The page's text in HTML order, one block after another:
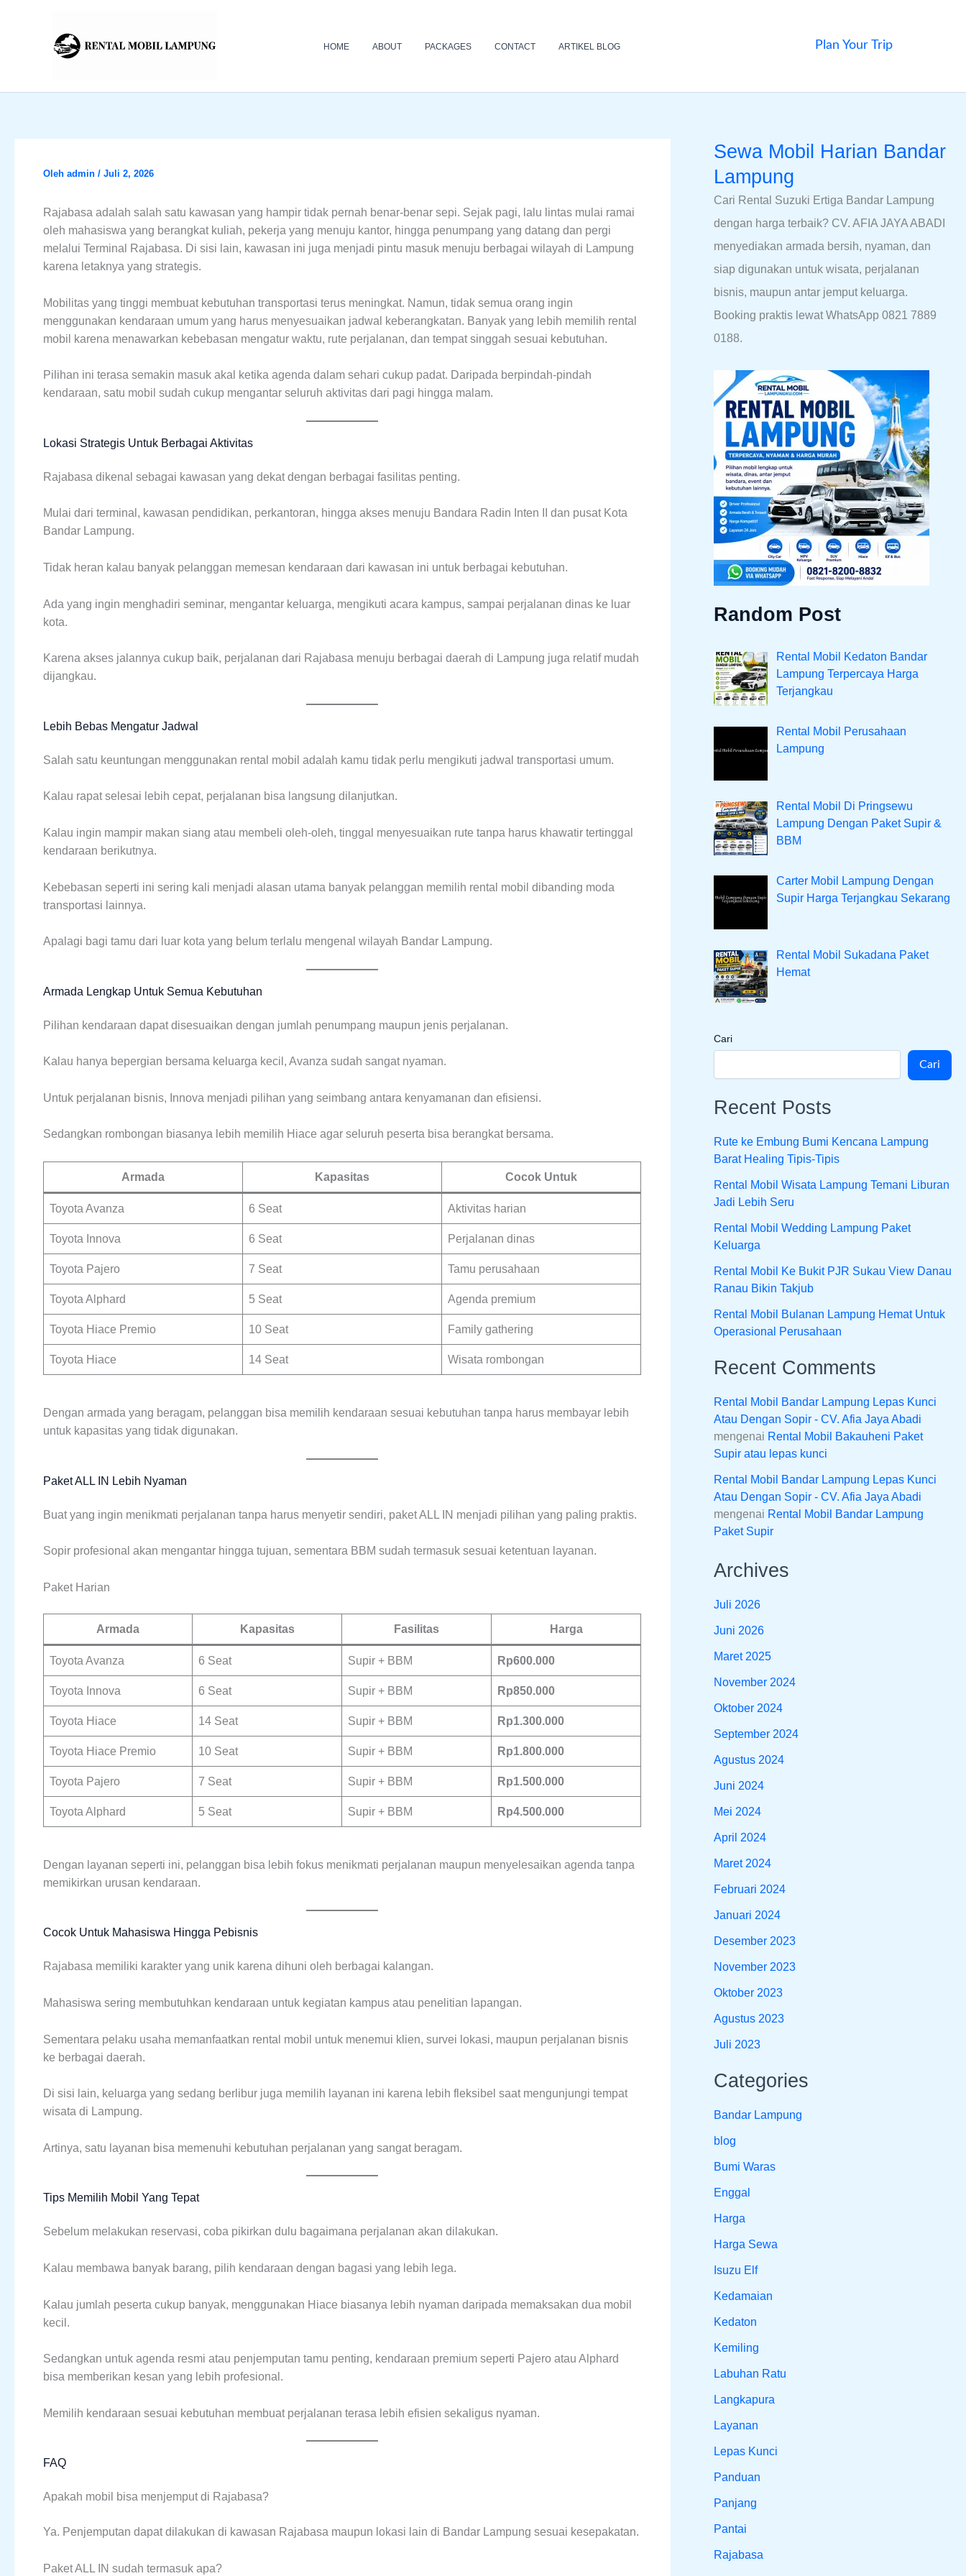
HOME ABOUT PACKAGES CONTACT ARTIKEL BLOG Plan Your Trip
Oleh admin / Juli 2, 2026
Rajabasa adalah salah satu kawasan yang hampir tidak pernah benar-benar sepi. Sejak pagi, lalu lintas mulai ramai
oleh mahasiswa yang berangkat kuliah, pekerja yang menuju kantor, hingga penumpang yang datang dan pergi
melalui Terminal Rajabasa. Di sisi lain, kawasan ini juga menjadi pintu masuk menuju berbagai wilayah di Lampung
karena letaknya yang strategis.
Mobilitas yang tinggi membuat kebutuhan transportasi terus meningkat. Namun, tidak semua orang ingin
menggunakan kendaraan umum yang harus menyesuaikan jadwal keberangkatan. Banyak yang lebih memilih rental
mobil karena menawarkan kebebasan mengatur waktu, rute perjalanan, dan tempat singgah sesuai kebutuhan.
Pilihan ini terasa semakin masuk akal ketika agenda dalam sehari cukup padat. Daripada berpindah-pindah
kendaraan, satu mobil sudah cukup mengantar seluruh aktivitas dari pagi hingga malam.
Lokasi Strategis Untuk Berbagai Aktivitas
Rajabasa dikenal sebagai kawasan yang dekat dengan berbagai fasilitas penting.
Mulai dari terminal, kawasan pendidikan, perkantoran, hingga akses menuju Bandara Radin Inten II dan pusat Kota
Bandar Lampung.
Tidak heran kalau banyak pelanggan memesan kendaraan dari kawasan ini untuk berbagai kebutuhan.
Ada yang ingin menghadiri seminar, mengantar keluarga, mengikuti acara kampus, sampai perjalanan dinas ke luar
kota.
Karena akses jalannya cukup baik, perjalanan dari Rajabasa menuju berbagai daerah di Lampung juga relatif mudah
dijangkau.
Lebih Bebas Mengatur Jadwal
Salah satu keuntungan menggunakan rental mobil adalah kamu tidak perlu mengikuti jadwal transportasi umum.
Kalau rapat selesai lebih cepat, perjalanan bisa langsung dilanjutkan.
Kalau ingin mampir makan siang atau membeli oleh-oleh, tinggal menyesuaikan rute tanpa harus khawatir tertinggal
kendaraan berikutnya.
Kebebasan seperti ini sering kali menjadi alasan utama banyak pelanggan memilih rental mobil dibanding moda
transportasi lainnya.
Apalagi bagi tamu dari luar kota yang belum terlalu mengenal wilayah Bandar Lampung.
Armada Lengkap Untuk Semua Kebutuhan
Pilihan kendaraan dapat disesuaikan dengan jumlah penumpang maupun jenis perjalanan.
Kalau hanya bepergian bersama keluarga kecil, Avanza sudah sangat nyaman.
Untuk perjalanan bisnis, Innova menjadi pilihan yang seimbang antara kenyamanan dan efisiensi.
Sedangkan rombongan biasanya lebih memilih Hiace agar seluruh peserta bisa berangkat bersama.
Armada Kapasitas Cocok Untuk
Toyota Avanza 6 Seat Aktivitas harian
Toyota Innova 6 Seat Perjalanan dinas
Toyota Pajero 7 Seat Tamu perusahaan
Toyota Alphard 5 Seat Agenda premium
Toyota Hiace Premio 10 Seat Family gathering
Toyota Hiace 14 Seat Wisata rombongan
Dengan armada yang beragam, pelanggan bisa memilih kendaraan sesuai kebutuhan tanpa harus membayar lebih
untuk kapasitas yang tidak digunakan.
Paket ALL IN Lebih Nyaman
Buat yang ingin menikmati perjalanan tanpa harus menyetir sendiri, paket ALL IN menjadi pilihan yang paling praktis.
Sopir profesional akan mengantar hingga tujuan, sementara BBM sudah termasuk sesuai ketentuan layanan.
Paket Harian
Armada Kapasitas Fasilitas Harga
Toyota Avanza 6 Seat Supir + BBM Rp600.000
Toyota Innova 6 Seat Supir + BBM Rp850.000
Toyota Hiace 14 Seat Supir + BBM Rp1.300.000
Toyota Hiace Premio 10 Seat Supir + BBM Rp1.800.000
Toyota Pajero 7 Seat Supir + BBM Rp1.500.000
Toyota Alphard 5 Seat Supir + BBM Rp4.500.000
Dengan layanan seperti ini, pelanggan bisa lebih fokus menikmati perjalanan maupun menyelesaikan agenda tanpa
memikirkan urusan kendaraan.
Cocok Untuk Mahasiswa Hingga Pebisnis
Rajabasa memiliki karakter yang unik karena dihuni oleh berbagai kalangan.
Mahasiswa sering membutuhkan kendaraan untuk kegiatan kampus atau penelitian lapangan.
Sementara pelaku usaha memanfaatkan rental mobil untuk menemui klien, survei lokasi, maupun perjalanan bisnis
ke berbagai daerah.
Di sisi lain, keluarga yang sedang berlibur juga memilih layanan ini karena lebih fleksibel saat mengunjungi tempat
wisata di Lampung.
Artinya, satu layanan bisa memenuhi kebutuhan perjalanan yang sangat beragam.
Tips Memilih Mobil Yang Tepat
Sebelum melakukan reservasi, coba pikirkan dulu bagaimana perjalanan akan dilakukan.
Kalau membawa banyak barang, pilih kendaraan dengan bagasi yang lebih lega.
Kalau jumlah peserta cukup banyak, menggunakan Hiace biasanya lebih nyaman daripada memaksakan dua mobil
kecil.
Sedangkan untuk agenda resmi atau penjemputan tamu penting, kendaraan premium seperti Pajero atau Alphard
bisa memberikan kesan yang lebih profesional.
Memilih kendaraan sesuai kebutuhan membuat perjalanan terasa lebih efisien sekaligus nyaman.
FAQ
Apakah mobil bisa menjemput di Rajabasa?
Ya. Penjemputan dapat dilakukan di kawasan Rajabasa maupun lokasi lain di Bandar Lampung sesuai kesepakatan.
Paket ALL IN sudah termasuk apa?
Sewa Mobil Harian Bandar
Lampung
Cari Rental Suzuki Ertiga Bandar Lampung
dengan harga terbaik? CV. AFIA JAYA ABADI
menyediakan armada bersih, nyaman, dan
siap digunakan untuk wisata, perjalanan
bisnis, maupun antar jemput keluarga.
Booking praktis lewat WhatsApp 0821 7889
0188.
Random Post
Rental Mobil Kedaton Bandar
Lampung Terpercaya Harga
Terjangkau
Rental Mobil Perusahaan
Lampung
Rental Mobil Di Pringsewu
Lampung Dengan Paket Supir &
BBM
Carter Mobil Lampung Dengan
Supir Harga Terjangkau Sekarang
Rental Mobil Sukadana Paket
Hemat
Cari
Cari
Recent Posts
Rute ke Embung Bumi Kencana Lampung
Barat Healing Tipis-Tipis
Rental Mobil Wisata Lampung Temani Liburan
Jadi Lebih Seru
Rental Mobil Wedding Lampung Paket
Keluarga
Rental Mobil Ke Bukit PJR Sukau View Danau
Ranau Bikin Takjub
Rental Mobil Bulanan Lampung Hemat Untuk
Operasional Perusahaan
Recent Comments
Rental Mobil Bandar Lampung Lepas Kunci
Atau Dengan Sopir - CV. Afia Jaya Abadi
mengenai Rental Mobil Bakauheni Paket
Supir atau lepas kunci
Rental Mobil Bandar Lampung Lepas Kunci
Atau Dengan Sopir - CV. Afia Jaya Abadi
mengenai Rental Mobil Bandar Lampung
Paket Supir
Archives
Juli 2026
Juni 2026
Maret 2025
November 2024
Oktober 2024
September 2024
Agustus 2024
Juni 2024
Mei 2024
April 2024
Maret 2024
Februari 2024
Januari 2024
Desember 2023
November 2023
Oktober 2023
Agustus 2023
Juli 2023
Categories
Bandar Lampung
blog
Bumi Waras
Enggal
Harga
Harga Sewa
Isuzu Elf
Kedamaian
Kedaton
Kemiling
Labuhan Ratu
Langkapura
Layanan
Lepas Kunci
Panduan
Panjang
Pantai
Rajabasa